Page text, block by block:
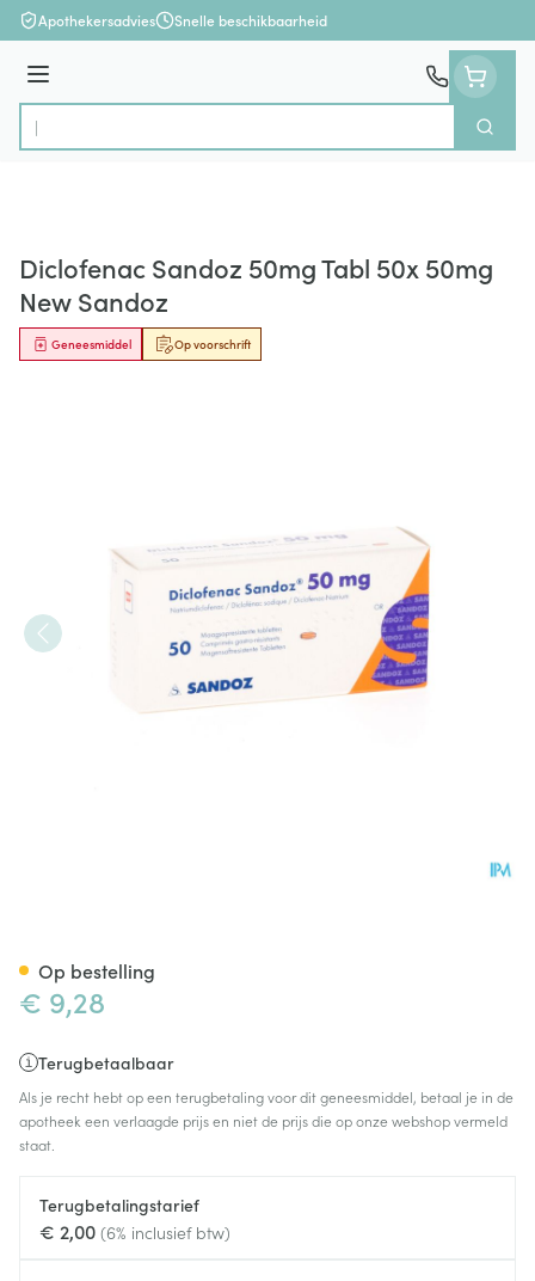
Ga naar de inhoud
Apothekersadvies Snelle beschikbaarheid
Menu
Product, merk, categorie...
Zoek
Diclofenac Sandoz 50mg Tabl 50x 50mg
New Sandoz
Op voorschrift
Geneesmiddel
€ 9,28
Terugbetaalbaar
Als je recht hebt op een terugbetaling voor dit geneesmiddel, betaal je in de
apotheek een verlaagde prijs en niet de prijs die op onze webshop vermeld
staat.
Terugbetalingstarief
€ 2,00 (6% inclusief btw)
Op bestelling